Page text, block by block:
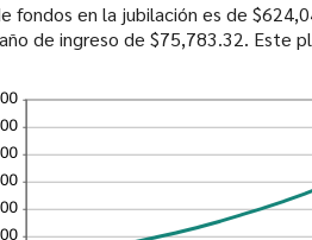
fondos en la jubilación es de
de ingreso de $75,783.32. Este